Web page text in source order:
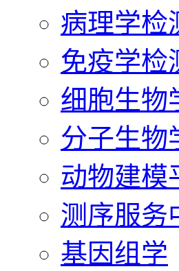
病理学检
免疫学检
细胞生物
分子生物
动物建模
测序服务
基因组学